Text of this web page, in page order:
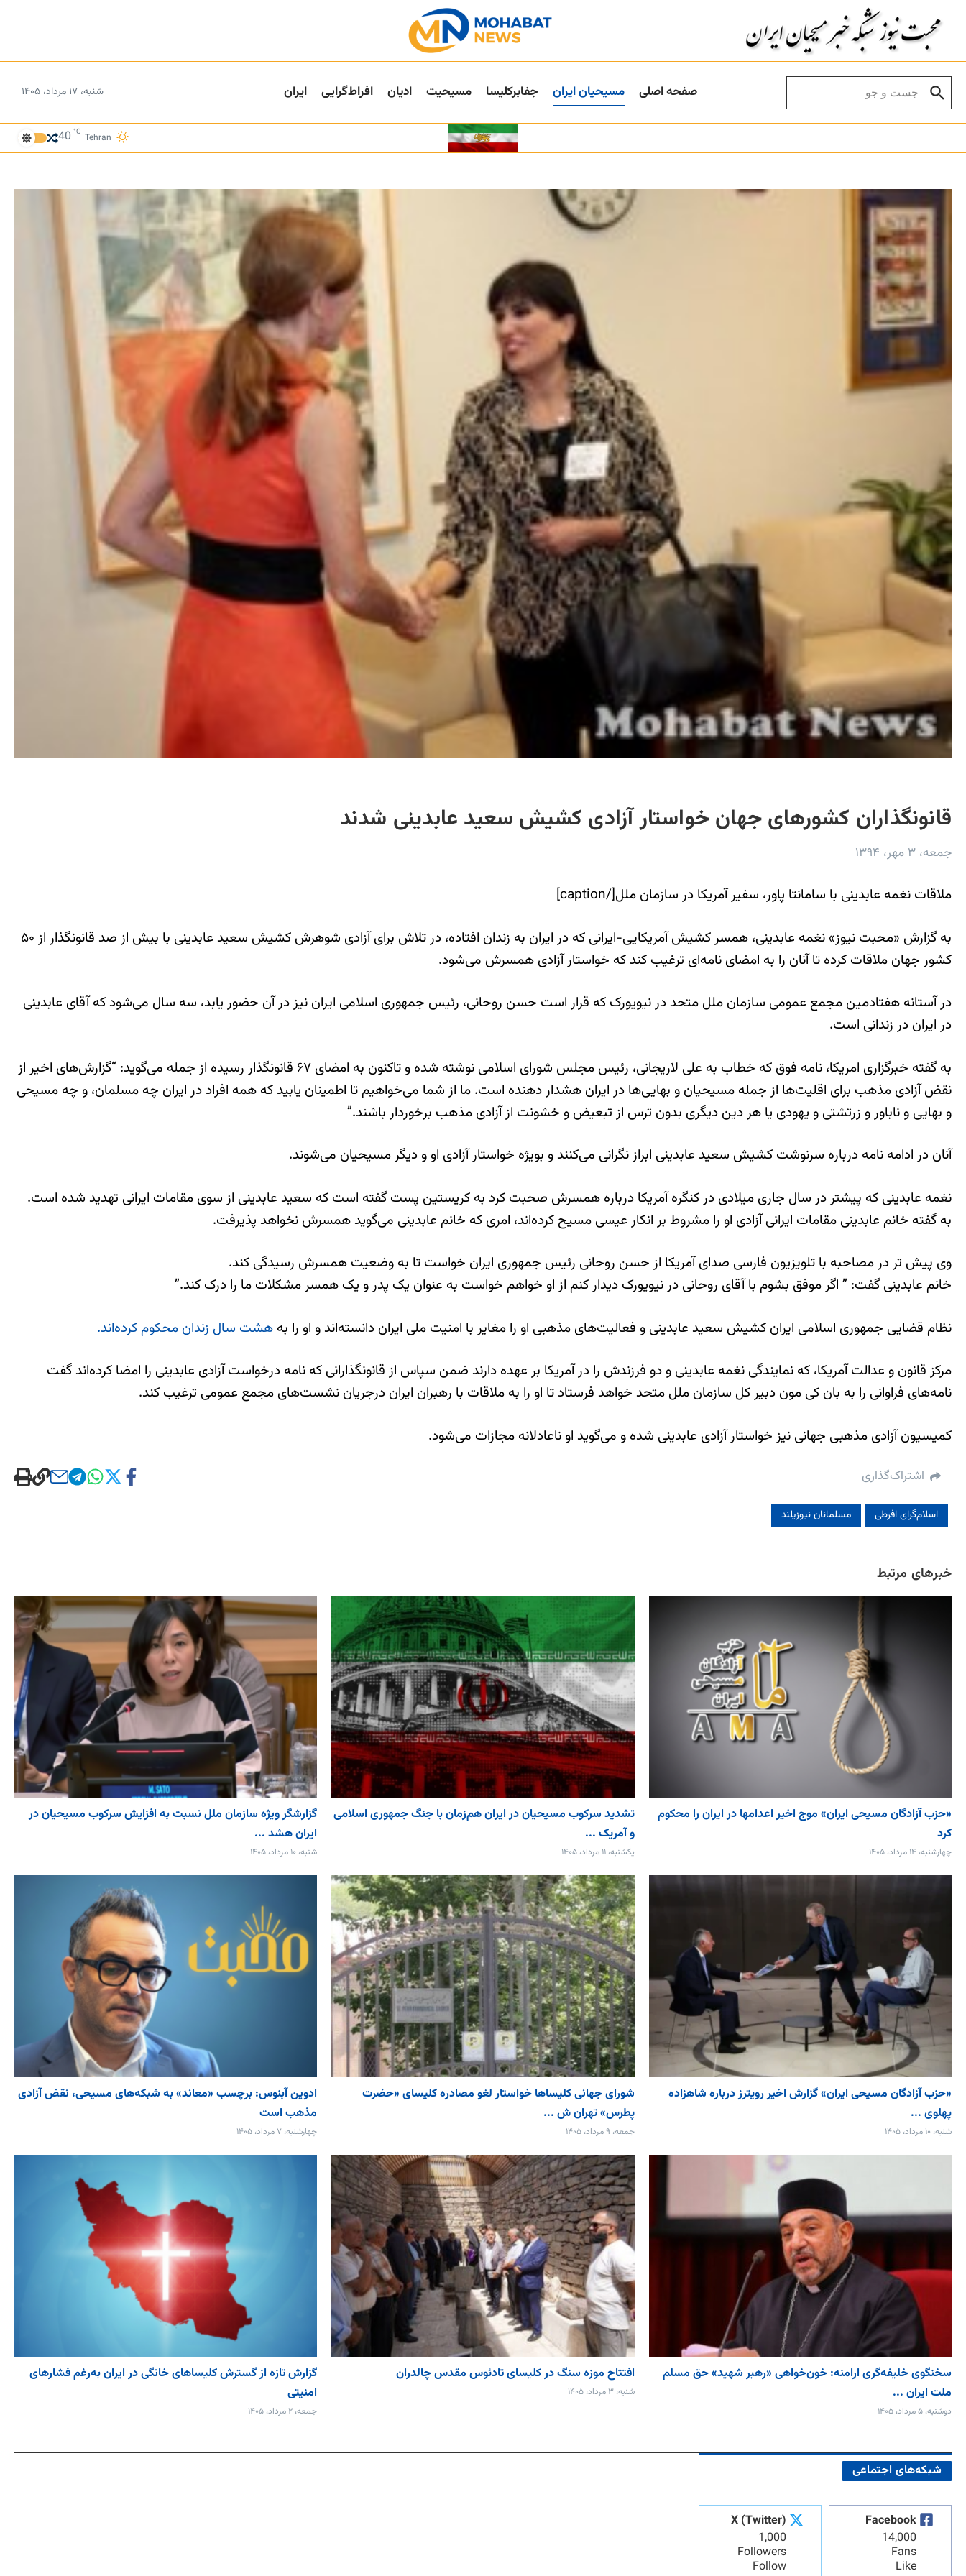
صفحه اصلی مسیحیان ایران جفا‌بر‌کلیسا مسیحیت ادیان افراط‌گرایی ایران شنبه، ۱۷ مرداد، ۱۴۰۵
Tehran
40 °C
قانونگذاران کشورهای جهان خواستار آزادی کشیش سعید عابدینی شدند
جمعه، ۳ مهر، ۱۳۹۴
ملاقات نغمه عابدینی با سامانتا پاور، سفیر آمریکا در سازمان ملل[/caption]
به گزارش «محبت نیوز» نغمه عابدینی، همسر کشیش آمریکایی-ایرانی که در ایران به زندان افتاده، در تلاش برای آزادی شوهرش کشیش سعید عابدینی با بیش از صد قانونگذار از ۵۰
کشور جهان ملاقات کرده تا آنان را به امضای نامه‌ای ترغیب کند که خواستار آزادی همسرش می‌شود.
در آستانه هفتادمین مجمع عمومی سازمان ملل متحد در نیویورک که قرار است حسن روحانی، رئیس جمهوری اسلامی ایران نیز در آن حضور یابد، سه سال می‌شود که آقای عابدینی
در ایران در زندانی است.
به گفته خبرگزاری امریکا، نامه فوق که خطاب به علی لاریجانی، رئیس مجلس شورای اسلامی نوشته شده و تاکنون به امضای ۶۷ قانونگذار رسیده از جمله می‌گوید: “گزارش‌های اخیر از
نقض آزادی مذهب برای اقلیت‌ها از جمله مسیحیان و بهایی‌ها در ایران هشدار دهنده است. ما از شما می‌خواهیم تا اطمینان یابید که همه افراد در ایران چه مسلمان، و چه مسیحی
و بهایی و ناباور و زرتشتی و یهودی یا هر دین دیگری بدون ترس از تبعیض و خشونت از آزادی مذهب برخوردار باشند.”
آنان در ادامه نامه درباره سرنوشت کشیش سعید عابدینی ابراز نگرانی می‌کنند و بویژه خواستار آزادی او و دیگر مسیحیان می‌شوند.
نغمه عابدینی که پیشتر در سال جاری میلادی در کنگره آمریکا درباره همسرش صحبت کرد به کریستین پست گفته است که سعید عابدینی از سوی مقامات ایرانی تهدید شده است.
به گفته خانم عابدینی مقامات ایرانی آزادی او را مشروط بر انکار عیسی مسیح کرده‌اند، امری که خانم عابدینی می‌گوید همسرش نخواهد پذیرفت.
وی پیش تر در مصاحبه با تلویزیون فارسی صدای آمریکا از حسن روحانی رئیس جمهوری ایران خواست تا به وضعیت همسرش رسیدگی کند.
خانم عابدینی گفت: ” اگر موفق بشوم با آقای روحانی در نیویورک دیدار کنم از او خواهم خواست به عنوان یک پدر و یک همسر مشکلات ما را درک کند.”
نظام قضایی جمهوری اسلامی ایران کشیش سعید عابدینی و فعالیت‌های مذهبی او را مغایر با امنیت ملی ایران دانسته‌اند و او را به هشت سال زندان محکوم کرده‌اند.
مرکز قانون و عدالت آمریکا، که نمایندگی نغمه عابدینی و دو فرزندش را در آمریکا بر عهده دارند ضمن سپاس از قانونگذارانی که نامه درخواست آزادی عابدینی را امضا کرده‌اند گفت
نامه‌‌های فراوانی را به بان کی مون دبیر کل سازمان ملل متحد خواهد فرستاد تا او را به ملاقات با رهبران ایران درجریان نشست‌های مجمع عمومی ترغیب کند.
کمیسیون آزادی مذهبی جهانی نیز خواستار آزادی عابدینی شده و می‌گوید او ناعادلانه مجازات می‌شود.
اشتراک‌گذاری
اسلام‌گرای افرطی مسلمانان نیوزیلند
خبرهای مرتبط
«حزب آزادگان مسیحی ایران» موج اخیر اعدامها در ایران را محکوم
کرد
چهارشنبه، ۱۴ مرداد، ۱۴۰۵
تشدید سرکوب مسیحیان در ایران هم‌زمان با جنگ جمهوری اسلامی
و آمریک ...
یکشنبه، ۱۱ مرداد، ۱۴۰۵
گزارشگر ویژه سازمان ملل نسبت به افزایش سرکوب مسیحیان در
ایران هشد ...
شنبه، ۱۰ مرداد، ۱۴۰۵
«حزب آزادگان مسیحی ایران» گزارش اخیر رویترز درباره شاهزاده
پهلوی ...
شنبه، ۱۰ مرداد، ۱۴۰۵
شورای جهانی کلیساها خواستار لغو مصادره کلیسای «حضرت
پطرس» تهران ش ...
جمعه، ۹ مرداد، ۱۴۰۵
ادوین آبنوس: برچسب «معاند» به شبکه‌های مسیحی، نقض آزادی
مذهب است
چهارشنبه، ۷ مرداد، ۱۴۰۵
سخنگوی خلیفه‌گری ارامنه: خون‌خواهی «رهبر شهید» حق مسلم
ملت ایران ...
دوشنبه، ۵ مرداد، ۱۴۰۵
افتتاح موزه سنگ در کلیسای تادئوس مقدس چالدران
شنبه، ۳ مرداد، ۱۴۰۵
گزارش تازه از گسترش کلیساهای خانگی در ایران به‌رغم فشارهای
امنیتی
جمعه، ۲ مرداد، ۱۴۰۵
شبکه‌های اجتماعی
Facebook
14,000
Fans
Like
X (Twitter)
1,000
Followers
Follow